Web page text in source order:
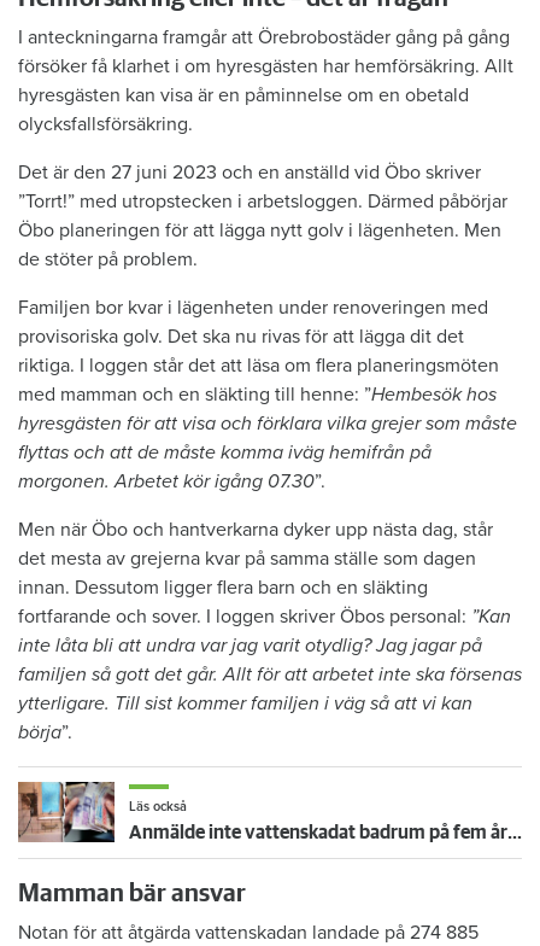
I anteckningarna framgår att Örebrobostäder gång på gång
försöker få klarhet i om hyresgästen har hemförsäkring. Allt
hyresgästen kan visa är en påminnelse om en obetald
olycksfallsförsäkring.
Det är den 27 juni 2023 och en anställd vid Öbo skriver
”Torrt!” med utropstecken i arbetsloggen. Därmed påbörjar
Öbo planeringen för att lägga nytt golv i lägenheten. Men
de stöter på problem.
Familjen bor kvar i lägenheten under renoveringen med
provisoriska golv. Det ska nu rivas för att lägga dit det
riktiga. I loggen står det att läsa om flera planeringsmöten
med mamman och en släkting till henne: ”Hembesök hos
hyresgästen för att visa och förklara vilka grejer som måste
flyttas och att de måste komma iväg hemifrån på
morgonen. Arbetet kör igång 07.30”.
Men när Öbo och hantverkarna dyker upp nästa dag, står
det mesta av grejerna kvar på samma ställe som dagen
innan. Dessutom ligger flera barn och en släkting
fortfarande och sover. I loggen skriver Öbos personal: ”Kan
inte låta bli att undra var jag varit otydlig? Jag jagar på
familjen så gott det går. Allt för att arbetet inte ska försenas
ytterligare. Till sist kommer familjen i väg så att vi kan
börja”.
Läs också
Anmälde inte vattenskadat badrum på fem år – krävs på 125 000 kronor
Mamman bär ansvar
Notan för att åtgärda vattenskadan landade på 274 885